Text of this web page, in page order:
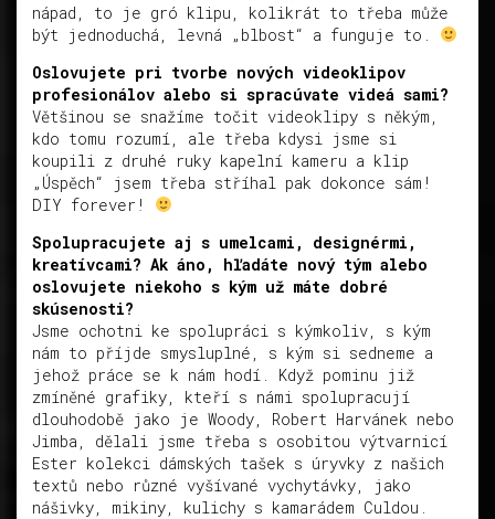
nápad, to je gró klipu, kolikrát to třeba může
být jednoduchá, levná „blbost“ a funguje to.
Oslovujete pri tvorbe nových videoklipov
profesionálov alebo si spracúvate videá sami?
Většinou se snažíme točit videoklipy s někým,
kdo tomu rozumí, ale třeba kdysi jsme si
koupili z druhé ruky kapelní kameru a klip
„Úspěch“ jsem třeba stříhal pak dokonce sám!
DIY forever!
Spolupracujete aj s umelcami, designérmi,
kreatívcami? Ak áno, hľadáte nový tým alebo
oslovujete niekoho s kým už máte dobré
skúsenosti?
Jsme ochotni ke spolupráci s kýmkoliv, s kým
nám to příjde smysluplné, s kým si sedneme a
jehož práce se k nám hodí. Když pominu již
zmíněné grafiky, kteří s námi spolupracují
dlouhodobě jako je Woody, Robert Harvánek nebo
Jimba, dělali jsme třeba s osobitou výtvarnicí
Ester kolekci dámských tašek s úryvky z našich
textů nebo různé vyšívané vychytávky, jako
nášivky, mikiny, kulichy s kamarádem Culdou.